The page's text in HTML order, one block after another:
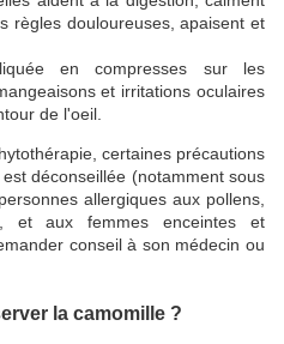
règles douloureuses, apaisent et
en compresses sur les
et irritations oculaires
de l'oeil.
certaines précautions
déconseillée (notamment sous
allergiques aux pollens,
et aux femmes enceintes et
conseil à son médecin ou
la camomille ?